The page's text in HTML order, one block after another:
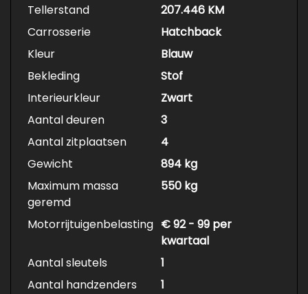
Tellerstand
207.446 KM
Carrosserie
Hatchback
Kleur
Blauw
Bekleding
Stof
Interieurkleur
Zwart
Aantal deuren
3
Aantal zitplaatsen
4
Gewicht
894 kg
Maximum massa
geremd
550 kg
Motorrijtuigenbelasting € 92 - 99 per
kwartaal
Aantal sleutels
1
Aantal handzenders
1